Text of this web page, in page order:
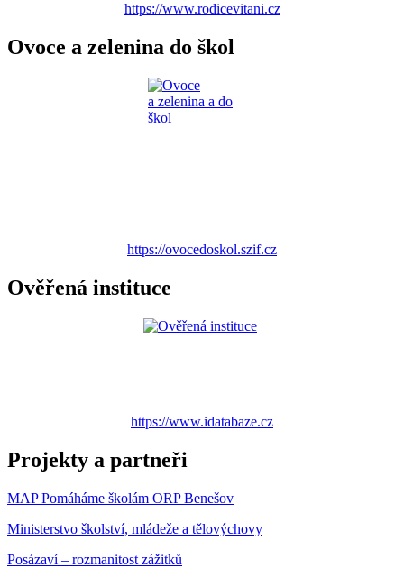
https://www.rodicevitani.cz
Ovoce a zelenina do škol
https://ovocedoskol.szif.cz
Ověřená instituce
https://www.idatabaze.cz
Projekty a partneři
MAP Pomáháme školám ORP Benešov
Ministerstvo školství, mládeže a tělovýchovy
Posázaví – rozmanitost zážitků